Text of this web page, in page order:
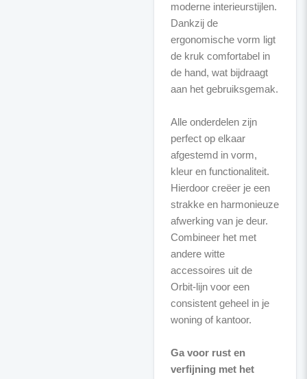
moderne interieurstijlen.
Dankzij de
ergonomische vorm ligt
de kruk comfortabel in
de hand, wat bijdraagt
aan het gebruiksgemak.
Alle onderdelen zijn
perfect op elkaar
afgestemd in vorm,
kleur en functionaliteit.
Hierdoor creëer je een
strakke en harmonieuze
afwerking van je deur.
Combineer het met
andere witte
accessoires uit de
Orbit-lijn voor een
consistent geheel in je
woning of kantoor.
Ga voor rust en
verfijning met het